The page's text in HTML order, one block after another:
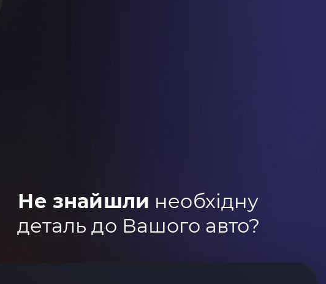
Не знайшли необхідну
деталь до Вашого авто?